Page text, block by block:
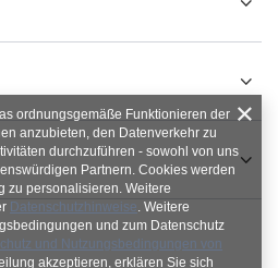
ordnungsgemäße Funktionieren der
anzubieten, den Datenverkehr zu
durchzuführen - sowohl von uns
Partnern. Cookies werden
zu personalisieren. Weitere
Datenschutzhinweise. Weitere
und zum Datenschutz
und Nutzungsbedingungen von
akzeptieren, erklären Sie sich